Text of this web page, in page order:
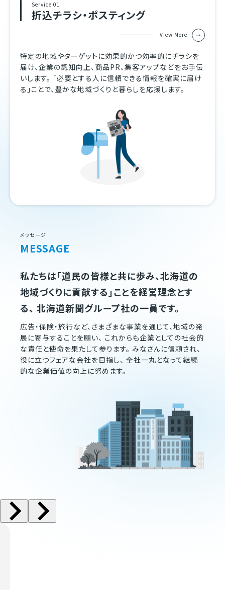
Service 01
折込チラシ・ポスティング
特定の地域やターゲットに効果的かつ効率的にチラシを
届け、企業の認知向上、商品PR、集客アップなどをお手伝
いします。 「必要とする人に信頼できる情報を確実に届け
る」ことで、豊かな地域づくりと暮らしを応援します。
View More
メッセージ
MESSAGE
私たちは「道民の皆様と共に歩み、北海道の
地域づくりに貢献する」ことを経営理念とす
る、 北海道新聞グループ社の一員です。
広告・保険・旅行など、さまざまな事業を通じて、地域の発
展に寄与することを願い、 これからも企業としての社会的
な責任と使命を果たして参ります。 みなさんに信頼され、
役に立つフェアな会社を目指し、 全社一丸となって継続
的な企業価値の向上に努めます。